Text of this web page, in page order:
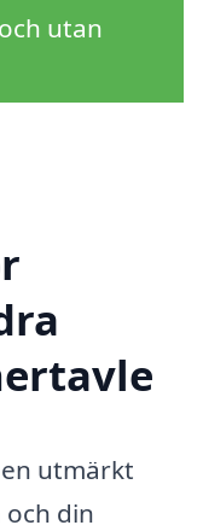
utan
utmärkt
din